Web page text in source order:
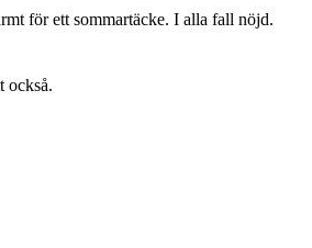
för ett sommartäcke. I alla fall nöjd.
också.